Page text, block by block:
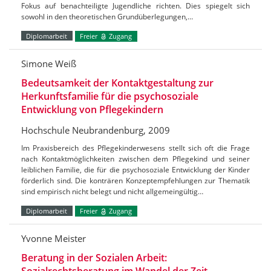
Fokus auf benachteiligte Jugendliche richten. Dies spiegelt sich
sowohl in den theoretischen Grundüberlegungen,…
Diplomarbeit Freier Zugang
Simone Weiß
Bedeutsamkeit der Kontaktgestaltung zur
Herkunftsfamilie für die psychosoziale
Entwicklung von Pflegekindern
Hochschule Neubrandenburg, 2009
Im Praxisbereich des Pflegekinderwesens stellt sich oft die Frage
nach Kontaktmöglichkeiten zwischen dem Pflegekind und seiner
leiblichen Familie, die für die psychosoziale Entwicklung der Kinder
förderlich sind. Die konträren Konzeptempfehlungen zur Thematik
sind empirisch nicht belegt und nicht allgemeingültig…
Diplomarbeit Freier Zugang
Yvonne Meister
Beratung in der Sozialen Arbeit: